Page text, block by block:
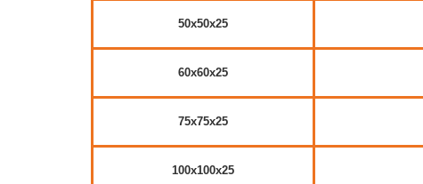
50x50x25
60x60x25
75x75x25
100x100x25